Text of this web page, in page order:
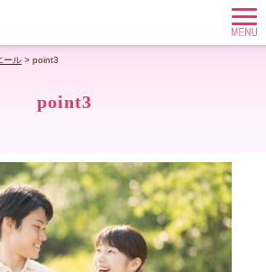
ール > point3
point3